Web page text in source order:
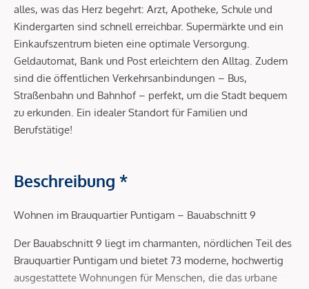
alles, was das Herz begehrt: Arzt, Apotheke, Schule und
Kindergarten sind schnell erreichbar. Supermärkte und ein
Einkaufszentrum bieten eine optimale Versorgung.
Geldautomat, Bank und Post erleichtern den Alltag. Zudem
sind die öffentlichen Verkehrsanbindungen – Bus,
Straßenbahn und Bahnhof – perfekt, um die Stadt bequem
zu erkunden. Ein idealer Standort für Familien und
Berufstätige!
Beschreibung *
Wohnen im Brauquartier Puntigam – Bauabschnitt 9
Der Bauabschnitt 9 liegt im charmanten, nördlichen Teil des
Brauquartier Puntigam und bietet 73 moderne, hochwertig
ausgestattete Wohnungen für Menschen, die das urbane